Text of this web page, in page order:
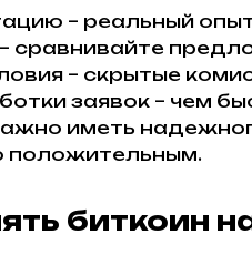
– реальный
сравнивайте
– скрытые
заявок – чем
иметь
положительным.
биткоин